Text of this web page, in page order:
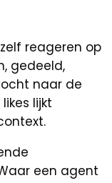
reageren op
gedeeld,
naar de
lijkt
een agent